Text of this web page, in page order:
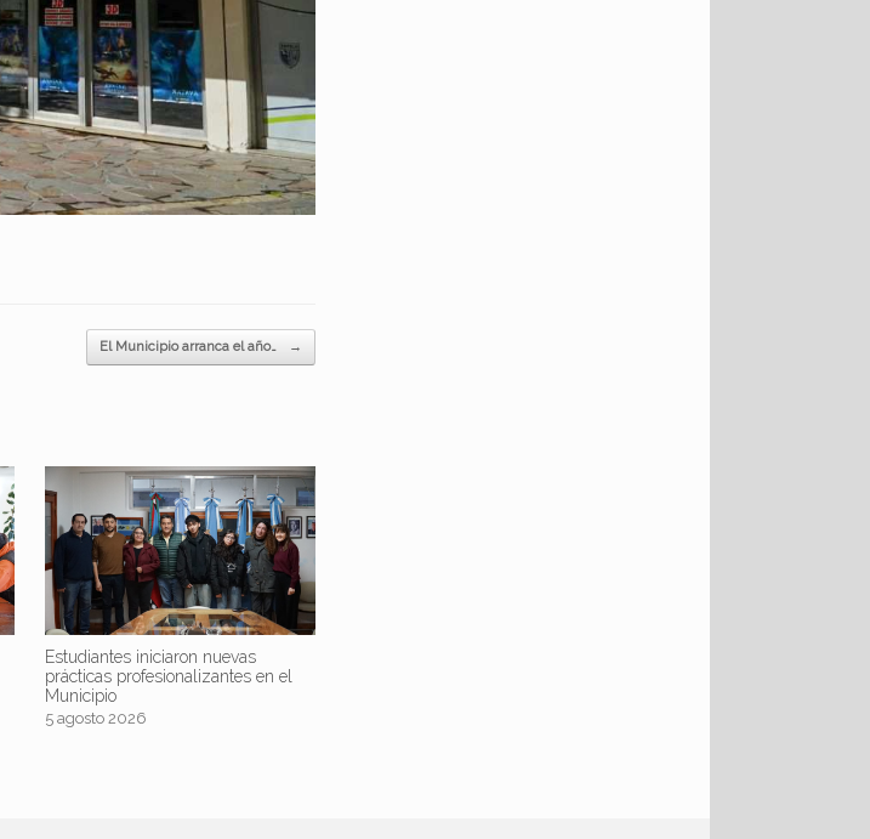
El Municipio arranca el año… →
Estudiantes iniciaron nuevas
prácticas profesionalizantes en el
Municipio
5 agosto 2026